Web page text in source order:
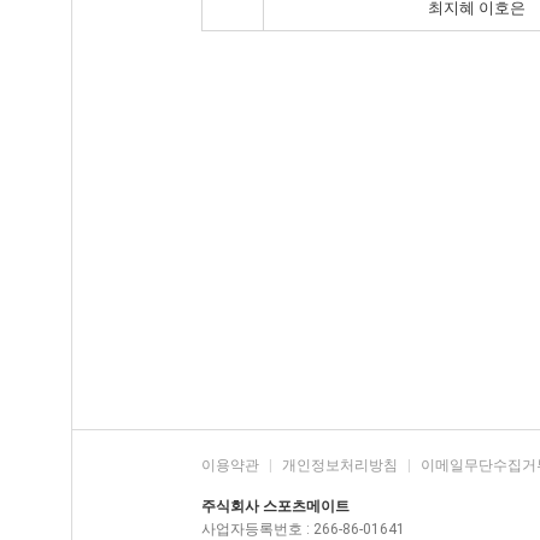
최지혜 이호은
이용약관 개인정보처리방침 이메일무단수집거
주식회사 스포츠메이트
사업자등록번호 : 266-86-01641